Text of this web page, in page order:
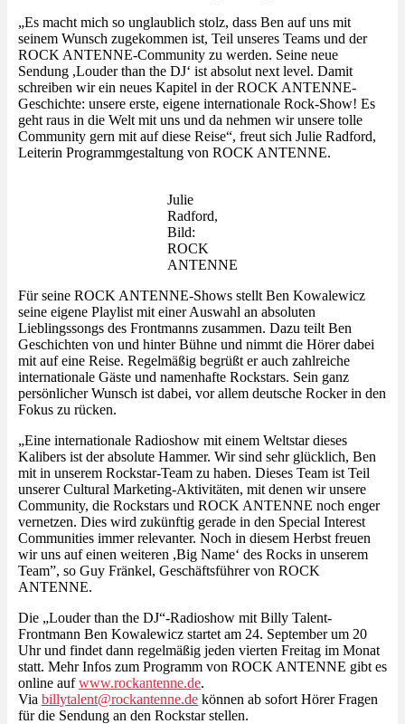
„Es macht mich so unglaublich stolz, dass Ben auf uns mit
seinem Wunsch zugekommen ist, Teil unseres Teams und der
ROCK ANTENNE-Community zu werden. Seine neue
Sendung ,Louder than the DJ‘ ist absolut next level. Damit
schreiben wir ein neues Kapitel in der ROCK ANTENNE-
Geschichte: unsere erste, eigene internationale Rock-Show! Es
geht raus in die Welt mit uns und da nehmen wir unsere tolle
Community gern mit auf diese Reise“, freut sich Julie Radford,
Leiterin Programmgestaltung von ROCK ANTENNE.
Julie
Radford,
Bild:
ROCK
ANTENNE
Für seine ROCK ANTENNE-Shows stellt Ben Kowalewicz
seine eigene Playlist mit einer Auswahl an absoluten
Lieblingssongs des Frontmanns zusammen. Dazu teilt Ben
Geschichten von und hinter Bühne und nimmt die Hörer dabei
mit auf eine Reise. Regelmäßig begrüßt er auch zahlreiche
internationale Gäste und namenhafte Rockstars. Sein ganz
persönlicher Wunsch ist dabei, vor allem deutsche Rocker in den
Fokus zu rücken.
„Eine internationale Radioshow mit einem Weltstar dieses
Kalibers ist der absolute Hammer. Wir sind sehr glücklich, Ben
mit in unserem Rockstar-Team zu haben. Dieses Team ist Teil
unserer Cultural Marketing-Aktivitäten, mit denen wir unsere
Community, die Rockstars und ROCK ANTENNE noch enger
vernetzen. Dies wird zukünftig gerade in den Special Interest
Communities immer relevanter. Noch in diesem Herbst freuen
wir uns auf einen weiteren ,Big Name‘ des Rocks in unserem
Team”, so Guy Fränkel, Geschäftsführer von ROCK
ANTENNE.
Die „Louder than the DJ“-Radioshow mit Billy Talent-
Frontmann Ben Kowalewicz startet am 24. September um 20
Uhr und findet dann regelmäßig jeden vierten Freitag im Monat
statt. Mehr Infos zum Programm von ROCK ANTENNE gibt es
online aufwww.rockantenne.de.
Via billytalent@rockantenne.de können ab sofort Hörer Fragen
für die Sendung an den Rockstar stellen.